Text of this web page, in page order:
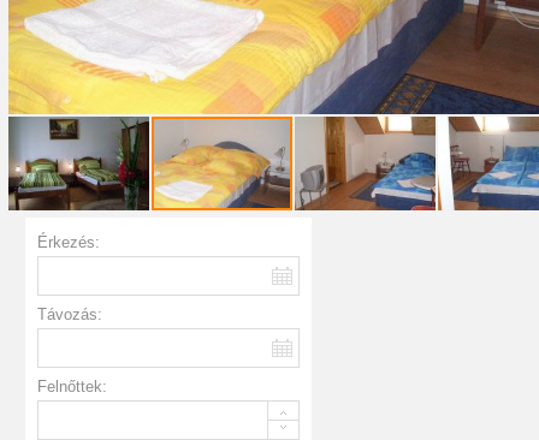
Érkezés:
Távozás:
Felnőttek: